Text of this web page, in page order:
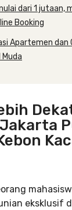
dari 1 jutaan,
Booking
Apartemen dan
eksklusif